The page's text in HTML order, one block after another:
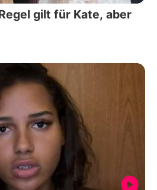
gilt für Kate, aber